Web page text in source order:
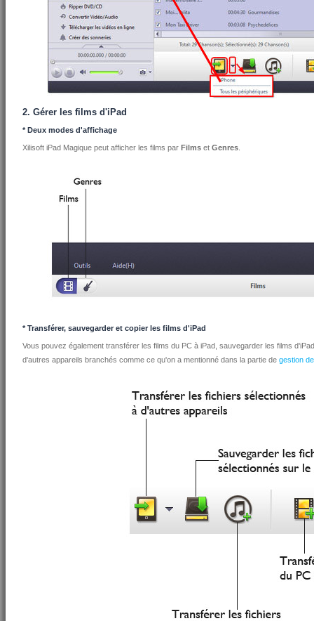
2. Gérer les films d'iPad
* Deux modes d'affichage
Xilisoft iPad Magique peut afficher les films par Films et Genres
* Transférer, sauvegarder et copier les films d'iPad
Vous pouvez également transférer les films du PC à iPad, sauvegarder les films
d'autres appareils branchés comme ce qu'on a mentionné dans la partie de gestion